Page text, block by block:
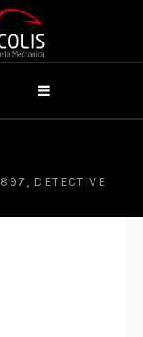
DETECTIVE